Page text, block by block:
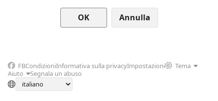
Annulla
FBCondizioniInformativa sulla privacyImpostazioni
Tema
Aiuto
Segnala un abuso